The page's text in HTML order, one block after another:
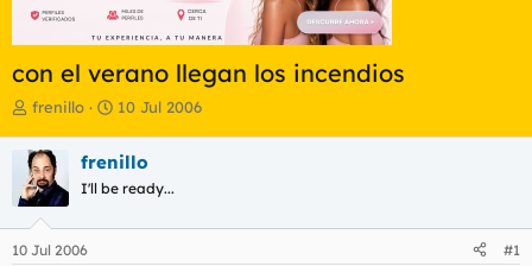
con el verano llegan los incendios
I
i
c
i
a
d
o
frenillo
F
h
a
e
10 Jul 2006
frenillo
I'll be ready...
10 Jul 2006 #1